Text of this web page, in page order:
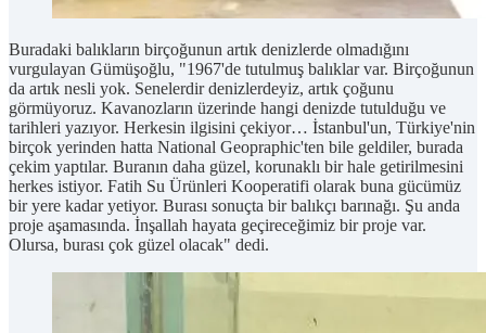
Buradaki balıkların birçoğunun artık denizlerde olmadığını
vurgulayan Gümüşoğlu, "1967'de tutulmuş balıklar var. Birçoğunun
da artık nesli yok. Senelerdir denizlerdeyiz, artık çoğunu
görmüyoruz. Kavanozların üzerinde hangi denizde tutulduğu ve
tarihleri yazıyor. Herkesin ilgisini çekiyor… İstanbul'un, Türkiye'nin
birçok yerinden hatta National Geopraphic'ten bile geldiler, burada
çekim yaptılar. Buranın daha güzel, korunaklı bir hale getirilmesini
herkes istiyor. Fatih Su Ürünleri Kooperatifi olarak buna gücümüz
bir yere kadar yetiyor. Burası sonuçta bir balıkçı barınağı. Şu anda
proje aşamasında. İnşallah hayata geçireceğimiz bir proje var.
Olursa, burası çok güzel olacak" dedi.